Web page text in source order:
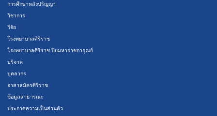
การศึกษาหลังปริญญา
วิชาการ
วิจัย
โรงพยาบาลศิริราช
โรงพยาบาลศิริราช ปิยมหาราชการุณย์
บริจาค
บุคลากร
อาสาสมัครศิริราช
ข้อมูลสาธารณะ
ประกาศความเป็นส่วนตัว